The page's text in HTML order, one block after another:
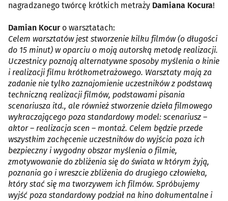
nagradzanego twórcę krótkich metraży Damiana Kocura!
Damian Kocuro warsztatach:
Celem warsztatów jest stworzenie kilku filmów (o długości
do 15 minut) w oparciu o moją autorską metodę realizacji.
Uczestnicy poznają alternatywne sposoby myślenia o kinie
i realizacji filmu krótkometrażowego. Warsztaty mają za
zadanie nie tylko zaznajomienie uczestników z podstawą
techniczną realizacji filmów, podstawami pisania
scenariusza itd., ale również stworzenie dzieła filmowego
wykraczającego poza standardowy model: scenariusz –
aktor – realizacja scen – montaż. Celem będzie przede
wszystkim zachęcenie uczestników do wyjścia poza ich
bezpieczny i wygodny obszar myślenia o filmie,
zmotywowanie do zbliżenia się do świata w którym żyją,
poznania go i wreszcie zbliżenia do drugiego człowieka,
który stać się ma tworzywem ich filmów. Spróbujemy
wyjść poza standardowy podział na kino dokumentalne i